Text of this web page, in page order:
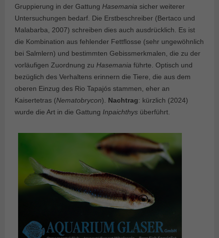
Gruppierung in der Gattung Hasemania sicher weiterer
Untersuchungen bedarf. Die Erstbeschreiber (Bertaco und
Malabarba, 2007) schreiben dies auch ausdrücklich. Es ist
die Kombination aus fehlender Fettflosse (sehr ungewöhnlich
bei Salmlern) und bestimmten Gebissmerkmalen, die zu der
vorläufigen Zuordnung zu Hasemania führte. Optisch und
bezüglich des Verhaltens erinnern die Tiere, die aus dem
oberen Einzug des Rio Tapajós stammen, eher an
Kaisertetras (Nematobrycon). Nachtrag: kürzlich (2024)
wurde die Art in die Gattung Inpaichthys überführt.